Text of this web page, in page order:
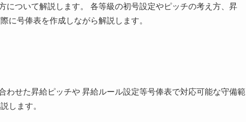
について解説します。 各等級の初号設定やピッチの考え方、昇
に号俸表を作成しながら解説します。
わせた昇給ピッチや 昇給ルール設定等号俸表で対応可能な守備範
します。